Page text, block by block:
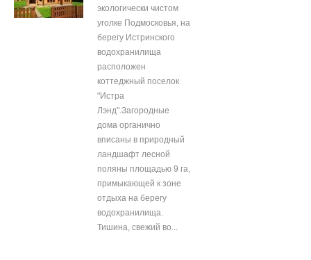
экологически чистом
уголке Подмосковья, на
берегу Истринского
водохранилища
расположен
коттеджный поселок
"Истра
Лэнд".Загородные
дома органично
вписаны в природный
ландшафт лесной
поляны площадью 9 га,
примыкающей к зоне
отдыха на берегу
водохранилища.
Тишина, свежий во...